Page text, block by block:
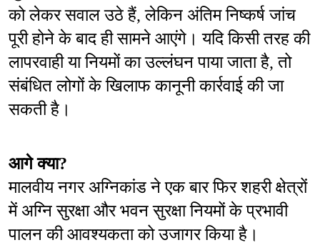
को लेकर सवाल उठे हैं, लेकिन अंतिम निष्कर्ष जांच
पूरी होने के बाद ही सामने आएंगे। यदि किसी तरह की
लापरवाही या नियमों का उल्लंघन पाया जाता है, तो
संबंधित लोगों के खिलाफ कानूनी कार्रवाई की जा
सकती है।
आगे क्या?
मालवीय नगर अग्निकांड ने एक बार फिर शहरी क्षेत्रों
में अग्नि सुरक्षा और भवन सुरक्षा नियमों के प्रभावी
पालन की आवश्यकता को उजागर किया है।